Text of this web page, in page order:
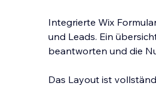
Integrierte Wix
und Leads. Ein
beantworten und die
Das Layout ist